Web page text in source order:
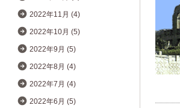
2022年11月 (4)
2022年10月 (5)
2022年9月 (5)
2022年8月 (4)
2022年7月 (4)
2022年6月 (5)